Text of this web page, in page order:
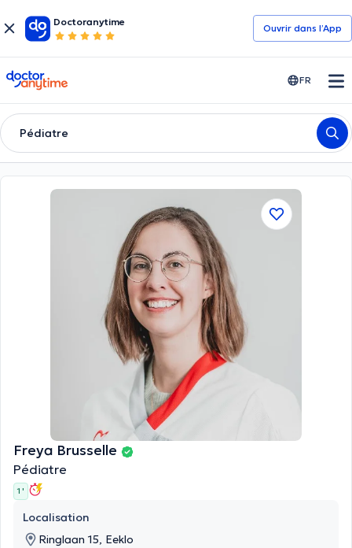
Doctoranytime
Ouvrir dans l’App
doctoranytime FR
Pédiatre
Freya Brusselle
Pédiatre
1 '
Localisation
Ringlaan 15, Eeklo